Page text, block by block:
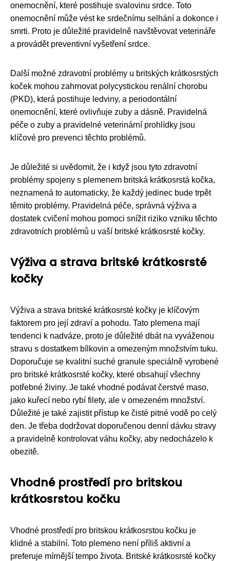
onemocnění, které postihuje svalovinu srdce. Toto
onemocnění může vést ke srdečnímu selhání a dokonce i
smrti. Proto je důležité pravidelně navštěvovat veterináře
a provádět preventivní vyšetření srdce.
Další možné zdravotní problémy u britských krátkosrstých
koček mohou zahrnovat polycystickou renální chorobu
(PKD), která postihuje ledviny, a periodontální
onemocnění, které ovlivňuje zuby a dásně. Pravidelná
péče o zuby a pravidelné veterinární prohlídky jsou
klíčové pro prevenci těchto problémů.
Je důležité si uvědomit, že i když jsou tyto zdravotní
problémy spojeny s plemenem britská krátkosrstá kočka,
neznamená to automaticky, že každý jedinec bude trpět
těmito problémy. Pravidelná péče, správná výživa a
dostatek cvičení mohou pomoci snížit riziko vzniku těchto
zdravotních problémů u vaší britské krátkosrsté kočky.
Výživa a strava britské krátkosrsté
kočky
Výživa a strava britské krátkosrsté kočky je klíčovým
faktorem pro její zdraví a pohodu. Tato plemena mají
tendenci k nadváze, proto je důležité dbát na vyváženou
stravu s dostatkem bílkovin a omezeným množstvím tuku.
Doporučuje se kvalitní suché granule speciálně vyrobené
pro britské krátkosrsté kočky, které obsahují všechny
potřebné živiny. Je také vhodné podávat čerstvé maso,
jako kuřecí nebo rybí filety, ale v omezeném množství.
Důležité je také zajistit přístup ke čisté pitné vodě po celý
den. Je třeba dodržovat doporučenou denní dávku stravy
a pravidelně kontrolovat váhu kočky, aby nedocházelo k
obezitě.
Vhodné prostředí pro britskou
krátkosrstou kočku
Vhodné prostředí pro britskou krátkosrstou kočku je
klidné a stabilní. Toto plemeno není příliš aktivní a
preferuje mírnější tempo života. Britské krátkosrsté kočky